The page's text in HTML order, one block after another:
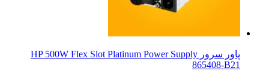
پاور سرور HP 500W Flex Slot Platinum Power Supply
865408-B21